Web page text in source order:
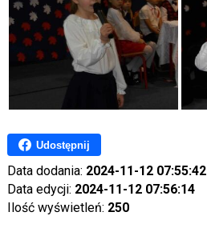
Udostępnij
Data dodania: 2024-11-12 07:55:42
Data edycji: 2024-11-12 07:56:14
Ilość wyświetleń: 250